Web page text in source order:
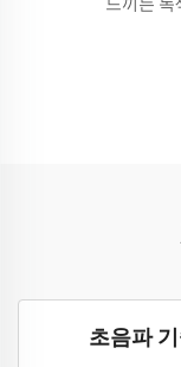
느끼는 녹
초음파